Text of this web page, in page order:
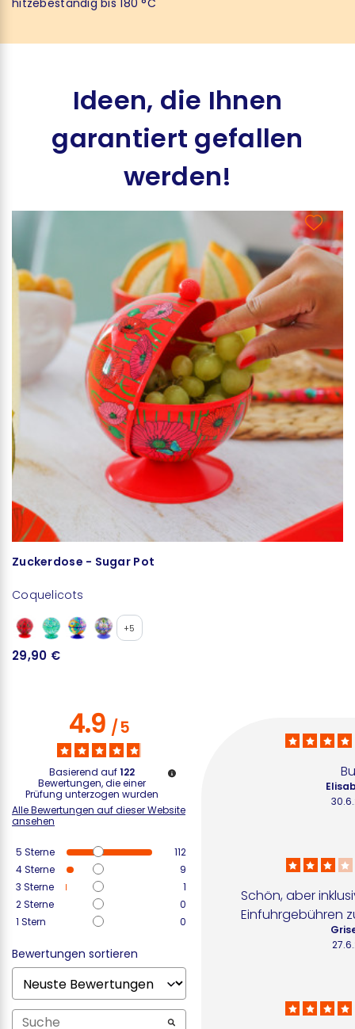
hitzebeständig bis 180 °C
Ideen, die Ihnen
garantiert gefallen
werden!
Zuckerdose - Sugar Pot
Coquelicots
+5
29,90 €
4.9/5
Basierend auf122
Bewertungen, die einer
Prüfung unterzogen wurden
Alle Bewertungen auf dieser Website
ansehen
5 Sterne
112
4Sterne
9
3 Sterne
1
2Sterne
0
1 Stern 0
Bewertungen sortieren
Schön, aber
Einfuhrgebühren